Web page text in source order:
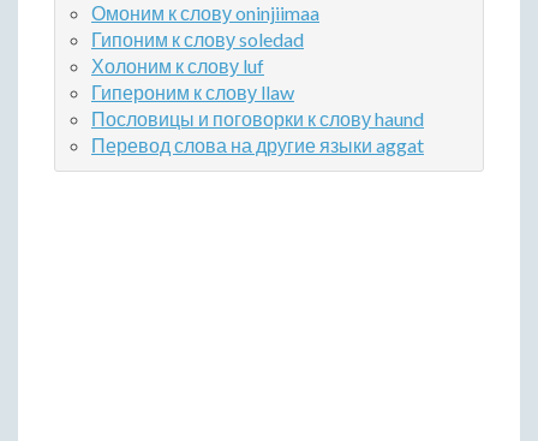
Омоним к слову oninjiimaa
Гипоним к слову soledad
Холоним к слову luf
Гипероним к слову llaw
Пословицы и поговорки к слову haund
Перевод слова на другие языки aggat